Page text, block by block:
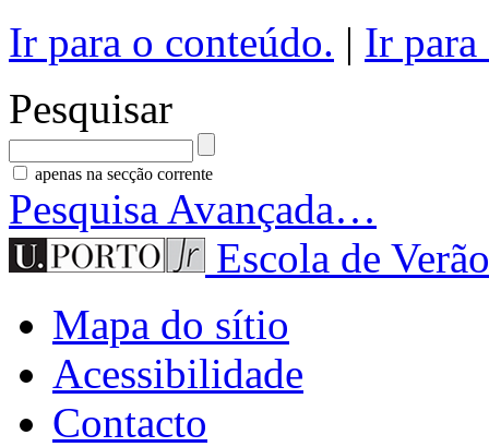
Ir para o conteúdo. | Ir para
Pesquisar
apenas na secção corrente
Pesquisa Avançada…
Escola de
Mapa do sítio
Acessibilidade
Contacto